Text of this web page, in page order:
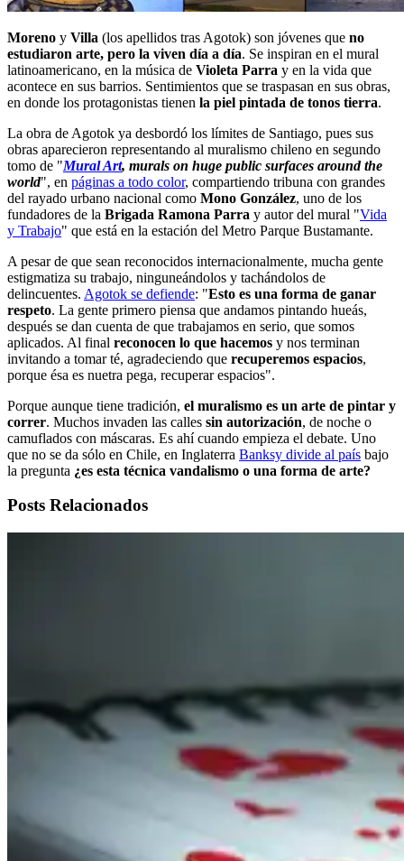
Moreno y Villa (los apellidos tras Agotok) son jóvenes que no
estudiaron arte, pero la viven día a día. Se inspiran en el mural
latinoamericano, en la música de Violeta Parra y en la vida que
acontece en sus barrios. Sentimientos que se traspasan en sus obras,
en donde los protagonistas tienen la piel pintada de tonos tierra.
La obra de Agotok ya desbordó los límites de Santiago, pues sus
obras aparecieron representando al muralismo chileno en segundo
tomo de "Mural Art, murals on huge public surfaces around the
world", en páginas a todo color, compartiendo tribuna con grandes
del rayado urbano nacional como Mono González, uno de los
fundadores de la Brigada Ramona Parra y autor del mural "Vida
y Trabajo" que está en la estación del Metro Parque Bustamante.
A pesar de que sean reconocidos internacionalmente, mucha gente
estigmatiza su trabajo, ninguneándolos y tachándolos de
delincuentes. Agotok se defiende: "Esto es una forma de ganar
respeto. La gente primero piensa que andamos pintando hueás,
después se dan cuenta de que trabajamos en serio, que somos
aplicados. Al final reconocen lo que hacemos y nos terminan
invitando a tomar té, agradeciendo que recuperemos espacios,
porque ésa es nuetra pega, recuperar espacios".
Porque aunque tiene tradición, el muralismo es un arte de pintar y
correr. Muchos invaden las calles sin autorización, de noche o
camuflados con máscaras. Es ahí cuando empieza el debate. Uno
que no se da sólo en Chile, en Inglaterra Banksy divide al país bajo
la pregunta ¿es esta técnica vandalismo o una forma de arte?
Posts Relacionados